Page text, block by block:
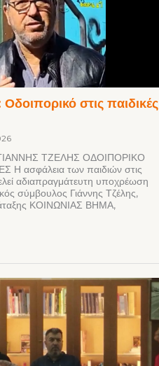
Οδοιπορικό στις παιδικές
ΤΖΕΛΗΣ ΟΔΟΙΠΟΡΙΚΟ
Η ασφάλεια των παιδιών στις
αδιαπραγμάτευτη υποχρέωση
σύμβουλος Γιάννης Τζέλης,
ΚΟΙΝΩΝΙΑΣ ΒΗΜΑ,